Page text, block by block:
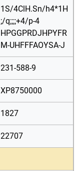
1S/4ClH.Sn/h4*1H
;/q;;;;+4/p-4
HPGGPRDJHPYFR
M-UHFFFAOYSA-J
231-588-9
XP8750000
1827
22707